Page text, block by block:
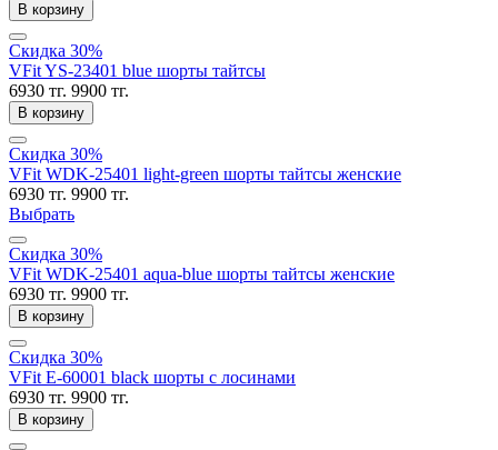
В корзину
Скидка 30%
VFit YS-23401 blue шорты тайтсы
6930 тг. 9900 тг.
В корзину
Скидка 30%
VFit WDK-25401 light-green шорты тайтсы женские
6930 тг. 9900 тг.
Выбрать
Скидка 30%
VFit WDK-25401 aqua-blue шорты тайтсы женские
6930 тг. 9900 тг.
В корзину
Скидка 30%
VFit E-60001 black шорты с лосинами
6930 тг. 9900 тг.
В корзину